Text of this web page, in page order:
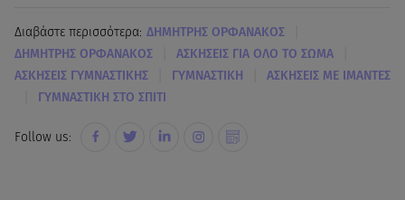
Διαβάστε περισσότερα: ΔΗΜΗΤΡΗΣ ΟΡΦΑΝΑΚΟΣ
ΔΗΜΗΤΡΗΣ ΟΡΦΑΝΑΚΟΣ ΑΣΚΗΣΕΙΣ ΓΙΑ ΟΛΟ ΤΟ ΣΩΜΑ
ΑΣΚΗΣΕΙΣ ΓΥΜΝΑΣΤΙΚΗΣ ΓΥΜΝΑΣΤΙΚΗ ΑΣΚΗΣΕΙΣ ΜΕ ΙΜΑΝΤΕΣ
ΓΥΜΝΑΣΤΙΚΗ ΣΤΟ ΣΠΙΤΙ
Follow us: